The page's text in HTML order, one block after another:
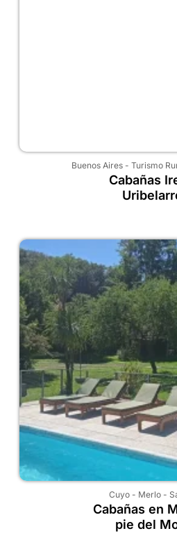
Buenos Aires - Turismo
Cabañas
Cuyo- Merlo-
Cabañas en
pie del